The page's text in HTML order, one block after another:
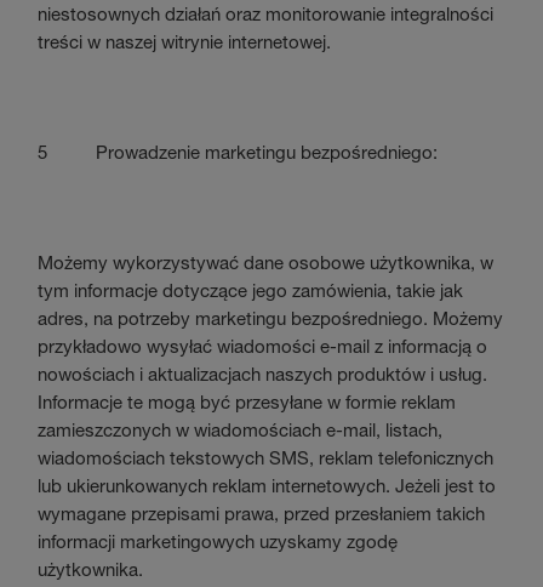
niestosownych działań oraz monitorowanie integralności
treści w naszej witrynie internetowej.
5 Prowadzenie marketingu bezpośredniego:
Możemy wykorzystywać dane osobowe użytkownika, w
tym informacje dotyczące jego zamówienia, takie jak
adres, na potrzeby marketingu bezpośredniego. Możemy
przykładowo wysyłać wiadomości e-mail z informacją o
nowościach i aktualizacjach naszych produktów i usług.
Informacje te mogą być przesyłane w formie reklam
zamieszczonych w wiadomościach e-mail, listach,
wiadomościach tekstowych SMS, reklam telefonicznych
lub ukierunkowanych reklam internetowych. Jeżeli jest to
wymagane przepisami prawa, przed przesłaniem takich
informacji marketingowych uzyskamy zgodę
użytkownika.